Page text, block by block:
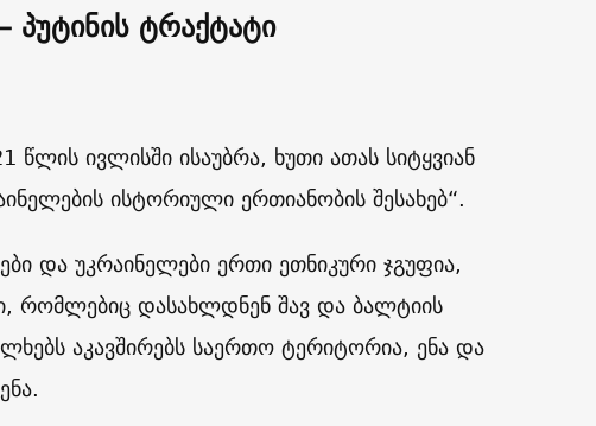
პუტინის ტრაქტატი
ივლისში ისაუბრა, ხუთი ათას სიტყვიან
ისტორიული ერთიანობის შესახებ“.
და უკრაინელები ერთი ეთნიკური ჯგუფია,
რომლებიც დასახლდნენ შავ და ბალტიის
აკავშირებს საერთო ტერიტორია, ენა და